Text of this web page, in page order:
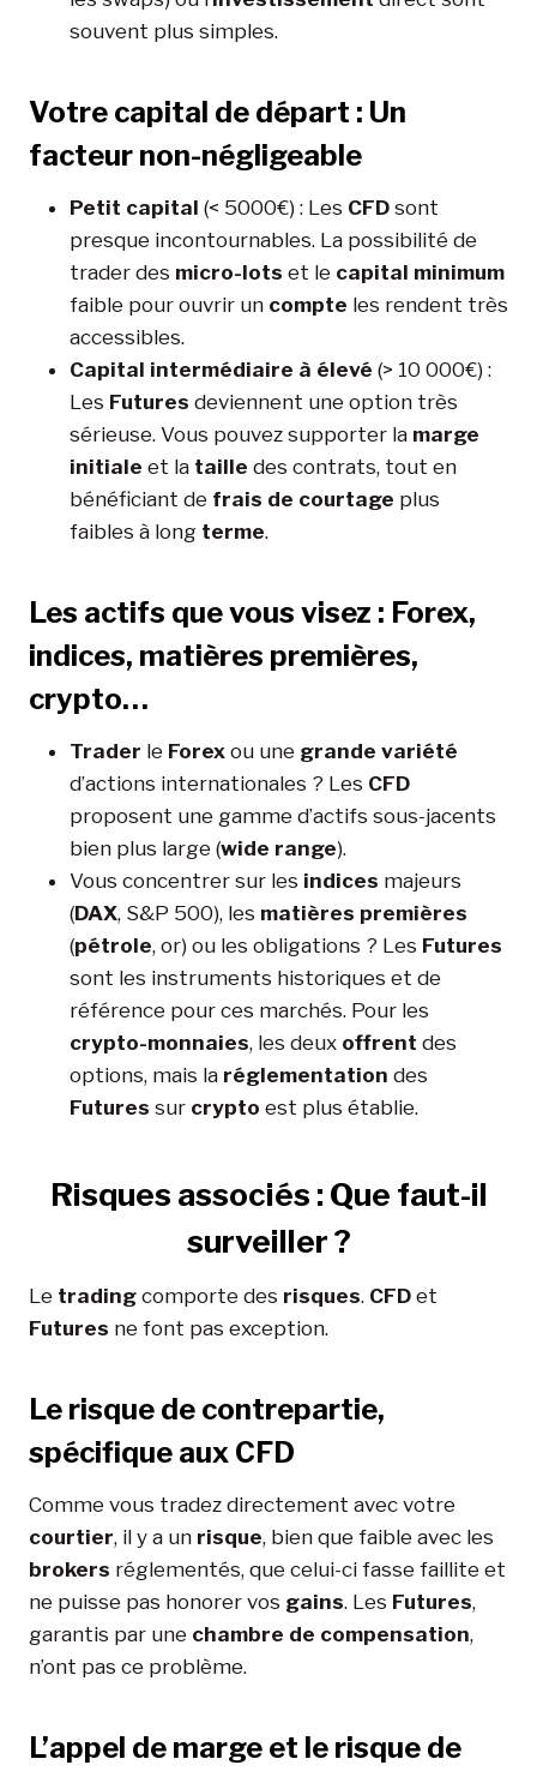
souvent plus simples.
Votre capital de départ : Un
facteur non-négligeable
Petit capital (< 5000€) : Les CFD sont
presque incontournables. La possibilité de
trader des micro-lots et le capital minimum
faible pour ouvrir un compte les rendent très
accessibles.
Capital intermédiaire à élevé (> 10 000€) :
Les Futures deviennent une option très
sérieuse. Vous pouvez supporter la marge
initiale et la taille des contrats, tout en
bénéficiant de frais de courtage plus
faibles à long terme.
Les actifs que vous visez : Forex,
indices, matières premières,
crypto…
Trader le Forex ou une grande variété
d’actions internationales ? Les CFD
proposent une gamme d’actifs sous-jacents
bien plus large (wide range).
Vous concentrer sur les indices majeurs
(DAX, S&P 500), les matières premières
(pétrole, or) ou les obligations ? Les Futures
sont les instruments historiques et de
référence pour ces marchés. Pour les
crypto-monnaies, les deux offrent des
options, mais la réglementation des
Futures sur crypto est plus établie.
Risques associés : Que faut-il
surveiller ?
Le trading comporte des risques. CFD et
Futures ne font pas exception.
Le risque de contrepartie,
spécifique aux CFD
Comme vous tradez directement avec votre
courtier, il y a un risque, bien que faible avec les
brokers réglementés, que celui-ci fasse faillite et
ne puisse pas honorer vos gains. Les Futures,
garantis par une chambre de compensation,
n’ont pas ce problème.
L’appel de marge et le risque de